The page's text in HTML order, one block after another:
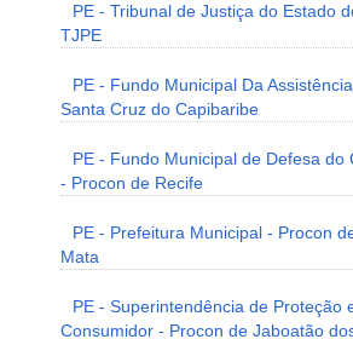
PE - Tribunal de Justiça do Estado
TJPE
PE - Fundo Municipal Da
Santa Cruz do Capibaribe
PE - Fundo Municipal de Defesa do
- Procon de Recife
PE - Prefeitura Municipal - Procon
Mata
PE - Superintendência de Proteção
Consumidor - Procon de Jaboatão